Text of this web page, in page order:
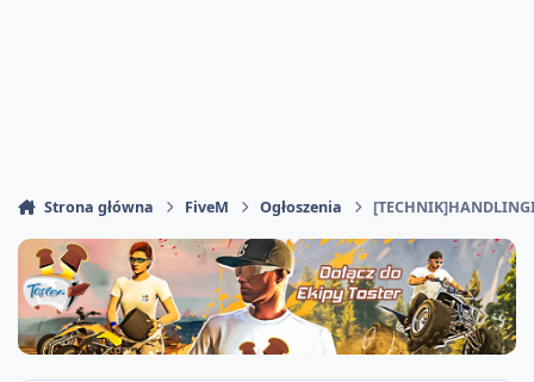
Strona główna FiveM Ogłoszenia